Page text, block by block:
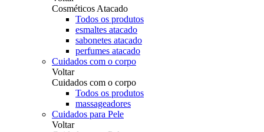
Cosméticos Atacado
Todos os produtos
esmaltes atacado
sabonetes atacado
perfumes atacado
Cuidados com o corpo
Voltar
Cuidados com o corpo
Todos os produtos
massageadores
Cuidados para Pele
Voltar